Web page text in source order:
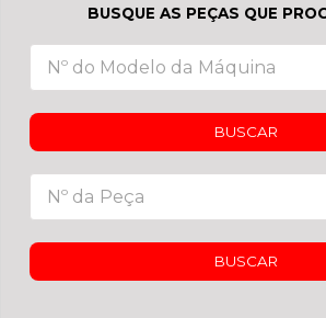
BUSQUE AS PEÇAS QUE
BUSCAR
BUSCAR